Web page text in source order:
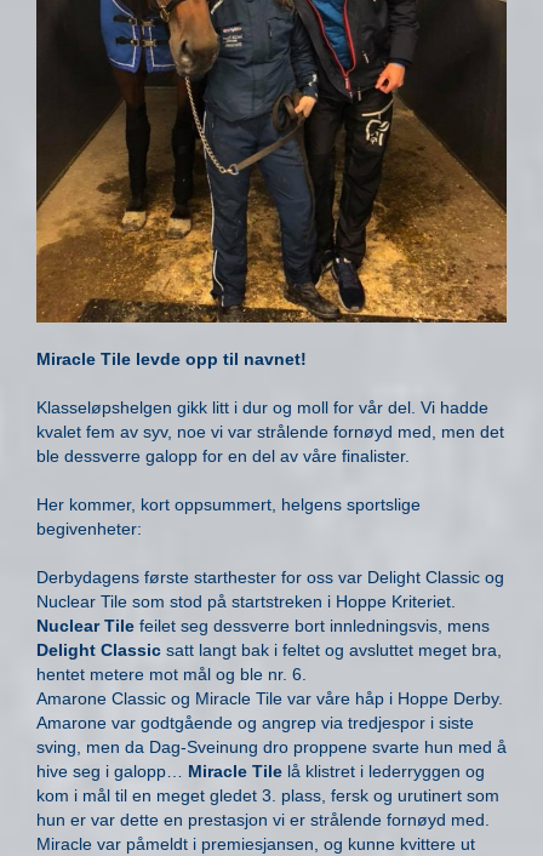
Miracle Tile levde opp til navnet!
Klasseløpshelgen gikk litt i dur og moll for vår del. Vi hadde
kvalet fem av syv, noe vi var strålende fornøyd med, men det
ble dessverre galopp for en del av våre finalister.
Her kommer, kort oppsummert, helgens sportslige
begivenheter:
Derbydagens første starthester for oss var Delight Classic og
Nuclear Tile som stod på startstreken i Hoppe Kriteriet.
Nuclear Tile feilet seg dessverre bort innledningsvis, mens
Delight Classic satt langt bak i feltet og avsluttet meget bra,
hentet metere mot mål og ble nr. 6.
Amarone Classic og Miracle Tile var våre håp i Hoppe Derby.
Amarone var godtgående og angrep via tredjespor i siste
sving, men da Dag-Sveinung dro proppene svarte hun med å
hive seg i galopp… Miracle Tile lå klistret i lederryggen og
kom i mål til en meget gledet 3. plass, fersk og urutinert som
hun er var dette en prestasjon vi er strålende fornøyd med.
Miracle var påmeldt i premiesjansen, og kunne kvittere ut